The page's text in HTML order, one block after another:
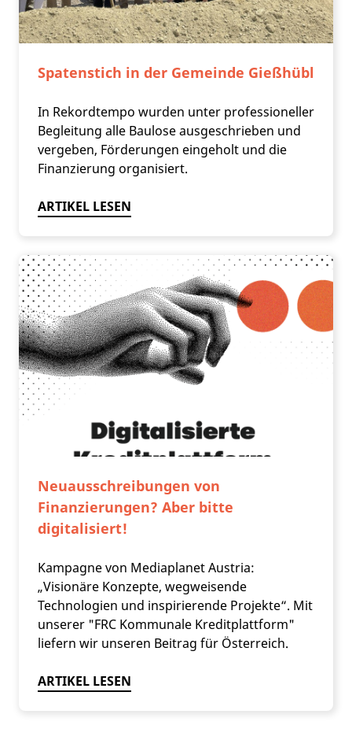
Spatenstich in der Gemeinde Gießhübl
In Rekordtempo wurden unter professioneller
Begleitung alle Baulose ausgeschrieben und
vergeben, Förderungen eingeholt und die
Finanzierung organisiert.
ARTIKEL LESEN
Neuausschreibungen von
Finanzierungen? Aber bitte
digitalisiert!
Kampagne von Mediaplanet Austria:
„Visionäre Konzepte, wegweisende
Technologien und inspirierende Projekte“. Mit
unserer "FRC Kommunale Kreditplattform"
liefern wir unseren Beitrag für Österreich.
ARTIKEL LESEN